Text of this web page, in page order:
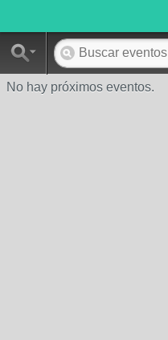
No hay próximos eventos.